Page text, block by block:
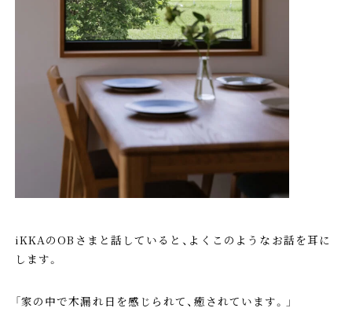
iKKAのOBさまと話していると、よくこのようなお話を耳に
します。
「家の中で木漏れ日を感じられて、癒されています。」